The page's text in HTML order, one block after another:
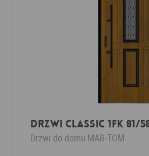
Drzwi Classic 1FK 81/58
Drzwi do domu MAR-TOM